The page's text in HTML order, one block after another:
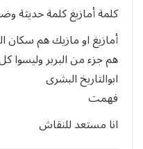
كلمة أمازيغ كلمة حديثة
أمازيغ او مازيك هم
هم جزء من البربر وليسوا
ابوالتاريخ البشرى
فهمت
انا مستعد للنقاش